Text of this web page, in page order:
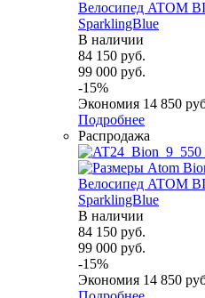
Велосипед ATOM
SparklingBlue
В наличии
84 150 руб.
99 000 руб.
-15%
Экономия 14 850
Подробнее
Распродажа
Велосипед ATOM
SparklingBlue
В наличии
84 150 руб.
99 000 руб.
-15%
Экономия 14 850